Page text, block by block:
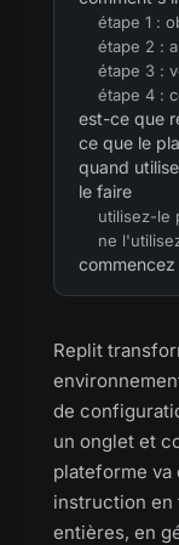
étape 1 :
étape 2 :
étape 3 :
étape 4 :
est-ce que
ce que le
quand
le faire
utilisez-le
ne
Replit
de
un onglet et
plateforme
instruction en
entières, en